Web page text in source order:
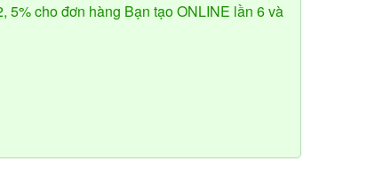
5% cho đơn hàng Bạn tạo ONLINE lần 6 và